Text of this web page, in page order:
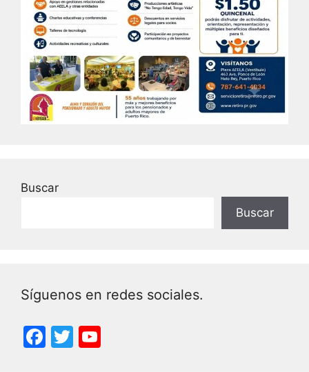
Buscar
Buscar
Síguenos en redes sociales.
F
T